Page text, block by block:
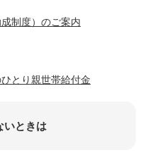
制度）のご案内
とり親世帯給付金
いときは